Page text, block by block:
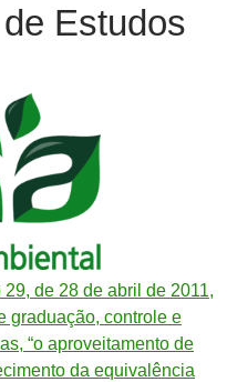
Estudos
de 28 de abril de 2011,
graduação, controle e
“o aproveitamento de
da equivalência